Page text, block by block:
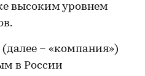
высоким уровнем
– «компания»)
в России